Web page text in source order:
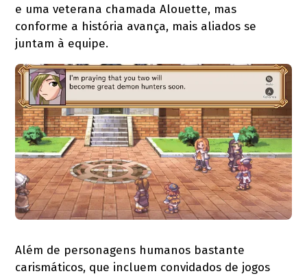
e uma veterana chamada Alouette, mas
conforme a história avança, mais aliados se
juntam à equipe.
Além de personagens humanos bastante
carismáticos, que incluem convidados de jogos